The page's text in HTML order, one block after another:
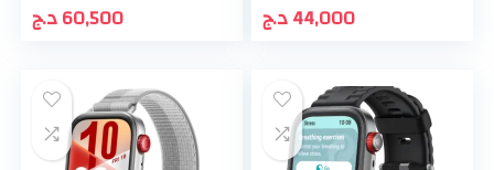
60,500د.ج 44,000د.ج